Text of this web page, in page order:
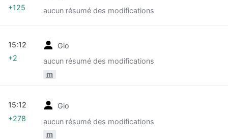
aucun résumé des modifications
+125
Gio
aucun résumé des modifications
m
15:12
+2
Gio
aucun résumé des modifications
m
15:12
+278